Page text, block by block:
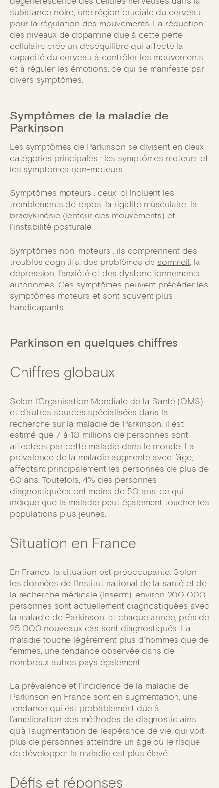
substance noire, une région cruciale du cerveau
pour la régulation des mouvements. La réduction
des niveaux de dopamine due à cette perte
cellulaire crée un déséquilibre qui affecte la
capacité du cerveau à contrôler les mouvements
et à réguler les émotions, ce qui se manifeste par
divers symptômes.
Symptômes de la maladie de
Parkinson
Les symptômes de Parkinson se divisent en deux
catégories principales : les symptômes moteurs et
les symptômes non-moteurs.
Symptômes moteurs : ceux-ci incluent les
tremblements de repos, la rigidité musculaire, la
bradykinésie (lenteur des mouvements) et
l’instabilité posturale.
Symptômes non-moteurs : ils comprennent des
troubles cognitifs, des problèmes de sommeil, la
dépression, l’anxiété et des dysfonctionnements
autonomes. Ces symptômes peuvent précéder les
symptômes moteurs et sont souvent plus
handicapants.
Parkinson en quelques chiffres
Chiffres globaux
Selon l’Organisation Mondiale de la Santé (OMS)
et d’autres sources spécialisées dans la
recherche sur la maladie de Parkinson, il est
estimé que 7 à 10 millions de personnes sont
affectées par cette maladie dans le monde. La
prévalence de la maladie augmente avec l’âge,
affectant principalement les personnes de plus de
60 ans. Toutefois, 4% des personnes
diagnostiquées ont moins de 50 ans, ce qui
indique que la maladie peut également toucher les
populations plus jeunes.
Situation en France
En France, la situation est préoccupante. Selon
les données de l’Institut national de la santé et de
la recherche médicale (Inserm), environ 200 000
personnes sont actuellement diagnostiquées avec
la maladie de Parkinson, et chaque année, près de
25 000 nouveaux cas sont diagnostiqués. La
maladie touche légèrement plus d’hommes que de
femmes, une tendance observée dans de
nombreux autres pays également.
La prévalence et l’incidence de la maladie de
Parkinson en France sont en augmentation, une
tendance qui est probablement due à
l’amélioration des méthodes de diagnostic ainsi
qu’à l’augmentation de l’espérance de vie, qui voit
plus de personnes atteindre un âge où le risque
de développer la maladie est plus élevé.
Défis et réponses